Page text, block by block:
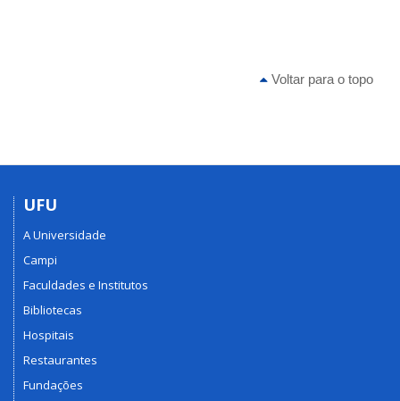
Voltar para o topo
UFU
A Universidade
Campi
Faculdades e Institutos
Bibliotecas
Hospitais
Restaurantes
Fundações